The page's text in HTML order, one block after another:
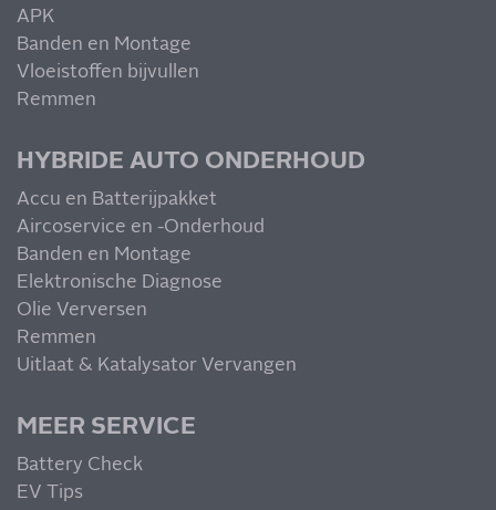
APK
Banden en Montage
Vloeistoffen bijvullen
Remmen
HYBRIDE AUTO ONDERHOUD
Accu en Batterijpakket
Aircoservice en -Onderhoud
Banden en Montage
Elektronische Diagnose
Olie Verversen
Remmen
Uitlaat & Katalysator Vervangen
MEER SERVICE
Battery Check
EV Tips